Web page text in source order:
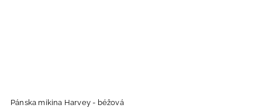
Pánska mikina Harvey - béžová